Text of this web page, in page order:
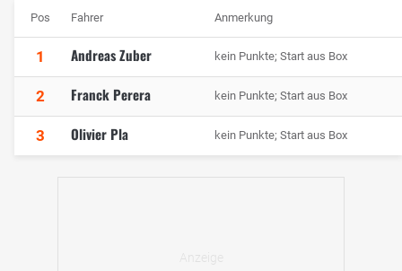
Pos Fahrer Anmerkung
1 Andreas Zuber kein Punkte; Start aus Box
2 Franck Perera kein Punkte; Start aus Box
3 Olivier Pla kein Punkte; Start aus Box